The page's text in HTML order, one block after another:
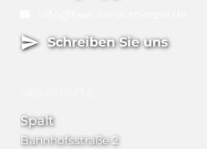
Schreiben Sie uns
Spalt
Bahnhofsstraße 2